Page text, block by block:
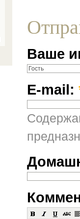
Ваше
E-mail: